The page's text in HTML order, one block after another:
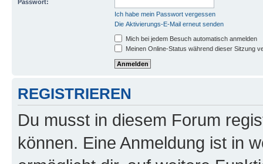
Passwort:
Ich habe mein Passwort vergessen
Die Aktivierungs-E-Mail erneut senden
Mich bei jedem Besuch automatisch anmelden
Meinen Online-Status während dieser Sitzung
REGISTRIEREN
Du musst in diesem Forum
können. Eine Anmeldung ist in